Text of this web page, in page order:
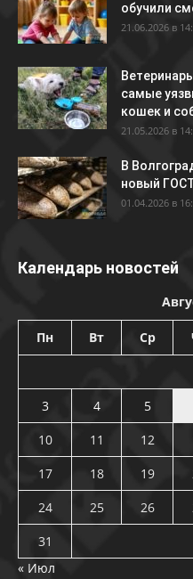
обучили
21.06.2026 в
самые
кошек и
21.05.2026 в
В
новый
01.04.2026 в
Календарь новостей
Пн Вт Ср
3
4 5
10
11 12
17
18 19
24
25 26
31
« Июл